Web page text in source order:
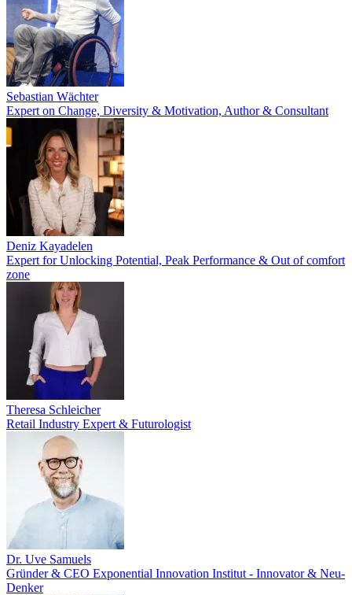
Sebastian Wächter
Expert on Change, Diversity & Motivation, Author & Consultant
Deniz Kayadelen
Expert for Unlocking Potential, Peak Performance & Out of comfort
zone
Theresa Schleicher
Retail Industry Expert & Futurologist
Dr. Uve Samuels
Gründer & CEO Exponential Innovation Institut - Innovator & Neu-
Denker